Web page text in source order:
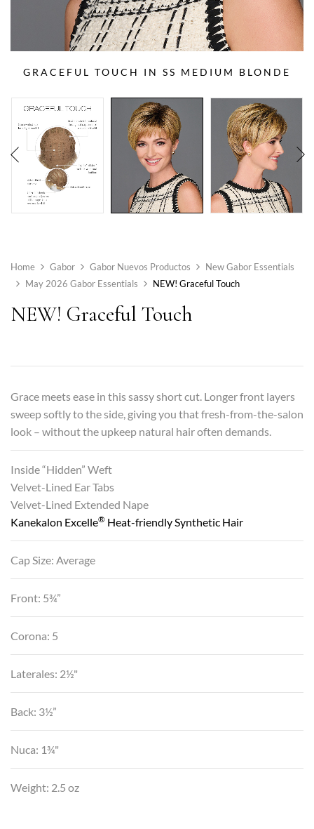
GRACEFUL TOUCH IN SS MEDIUM BLONDE
Home Gabor Gabor Nuevos Productos
New Gabor Essentials
May 2026 Gabor Essentials
NEW! Graceful Touch
NEW! Graceful Touch
Grace meets ease in this sassy short cut. Longer front layers
sweep softly to the side, giving you that fresh-from-the-salon
look – without the upkeep natural hair often demands.
Inside “Hidden” Weft
Velvet-Lined Ear Tabs
Velvet-Lined Extended Nape
Kanekalon Excelle® Heat-friendly Synthetic Hair
Cap Size: Average
Front: 5¾”
Corona: 5
Laterales: 2½"
Back: 3½”
Nuca: 1¾"
Weight: 2.5 oz